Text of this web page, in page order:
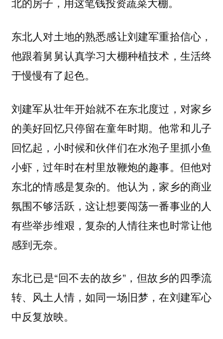
东北人对土地的熟悉感让刘建军重拾信心，
他跟着舅舅认真学习大棚种植技术，生活终
于慢慢有了起色。
刘建军从壮年开始就不在东北度过，对家乡
的美好回忆只停留在童年时期。他常和儿子
回忆起，小时候和伙伴们在水泡子里抓小鱼
小虾，过年时在村里放鞭炮的趣事。但他对
东北的情感是复杂的。他认为，家乡的商业
氛围不够活跃，这让想要闯荡一番事业的人
有些举步维艰，复杂的人情往来也时常让他
感到无奈。
东北已是“回不去的故乡”，但故乡的四季流
转、风土人情，如同一场旧梦，在刘建军心
中反复放映。